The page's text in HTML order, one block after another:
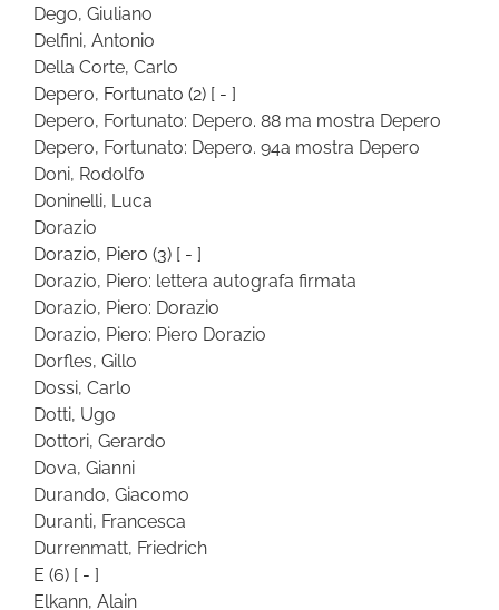
Dego, Giuliano
Delfini, Antonio
Della Corte, Carlo
Depero, Fortunato (2) [ - ]
Depero, Fortunato: Depero. 88 ma mostra Depero
Depero, Fortunato: Depero. 94a mostra Depero
Doni, Rodolfo
Doninelli, Luca
Dorazio
Dorazio, Piero (3) [ - ]
Dorazio, Piero: lettera autografa firmata
Dorazio, Piero: Dorazio
Dorazio, Piero: Piero Dorazio
Dorfles, Gillo
Dossi, Carlo
Dotti, Ugo
Dottori, Gerardo
Dova, Gianni
Durando, Giacomo
Duranti, Francesca
Durrenmatt, Friedrich
E (6) [ - ]
Elkann, Alain